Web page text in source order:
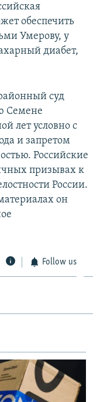
обеспечить
Умерову, у
диабет,
суд
Семене
лет условно с
и запретом
Российские
призывах к
России.
он
Follow us